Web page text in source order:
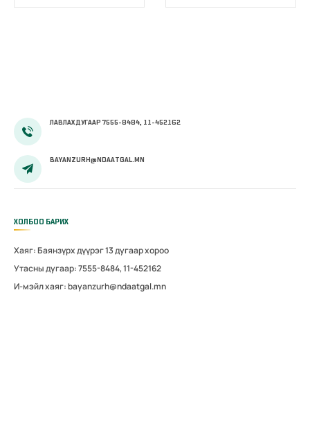
ЛАВЛАХ ДУГААР 7555-8484, 11-452162
BAYANZURH@NDAATGAL.MN
ХОЛБОО БАРИХ
Хаяг: Баянзүрх дүүрэг 13 дугаар хороо
Утасны дугаар: 7555-8484, 11-452162
И-мэйл хаяг: bayanzurh@ndaatgal.mn